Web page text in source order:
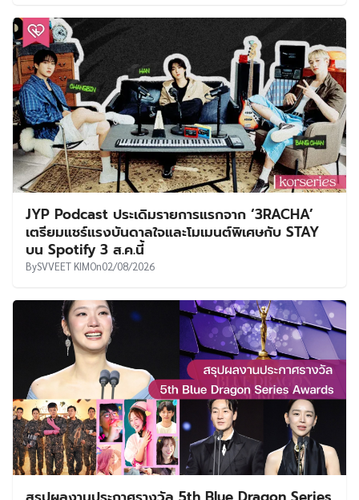
JYP Podcast ประเดิมรายการแรกจาก ‘3RACHA’
เตรียมแชร์แรงบันดาลใจและโมเมนต์พิเศษกับ STAY
บน Spotify 3 ส.ค.นี้
BySVVEET KIMOn02/08/2026